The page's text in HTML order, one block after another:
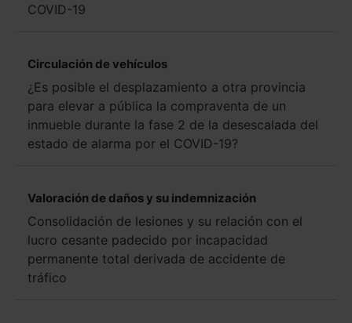
COVID-19
Circulación de vehículos
¿Es posible el desplazamiento a otra provincia
para elevar a pública la compraventa de un
inmueble durante la fase 2 de la desescalada del
estado de alarma por el COVID-19?
Valoración de daños y su indemnización
Consolidación de lesiones y su relación con el
lucro cesante padecido por incapacidad
permanente total derivada de accidente de
tráfico